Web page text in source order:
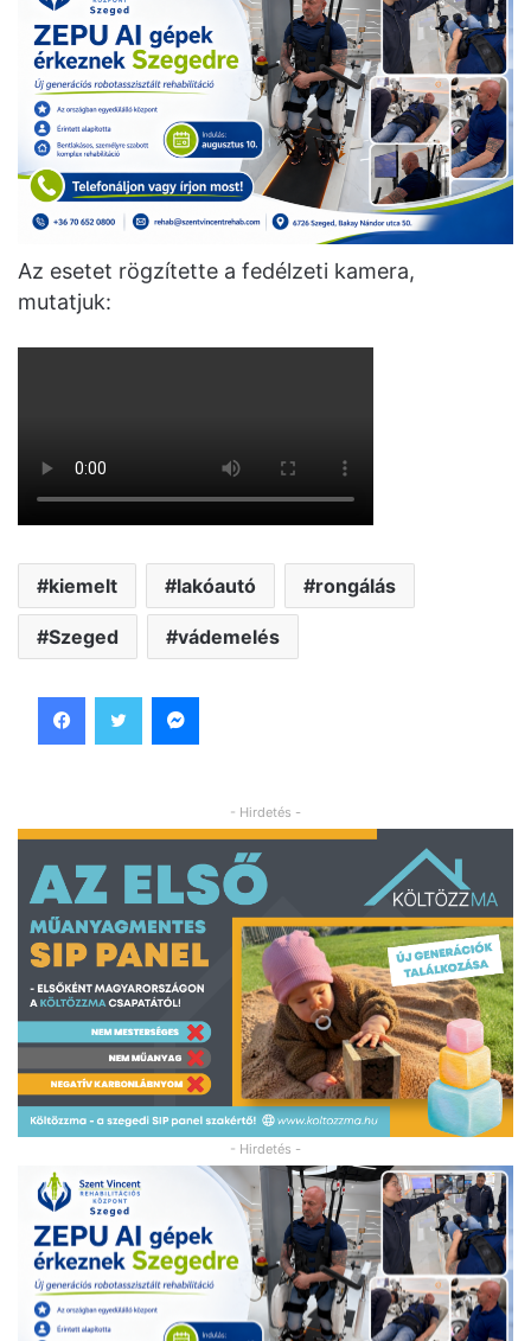
Az esetet rögzítette a fedélzeti kamera,
mutatjuk:
kiemelt lakóautó rongálás
Szeged vádemelés
- Hirdetés -
- Hirdetés -